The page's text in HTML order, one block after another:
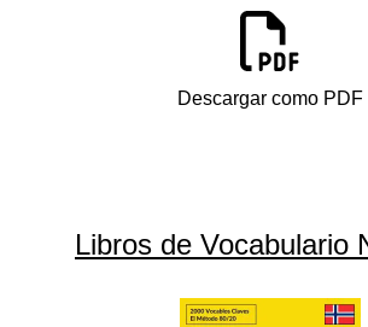
Descargar como PDF
Libros de Vocabulario